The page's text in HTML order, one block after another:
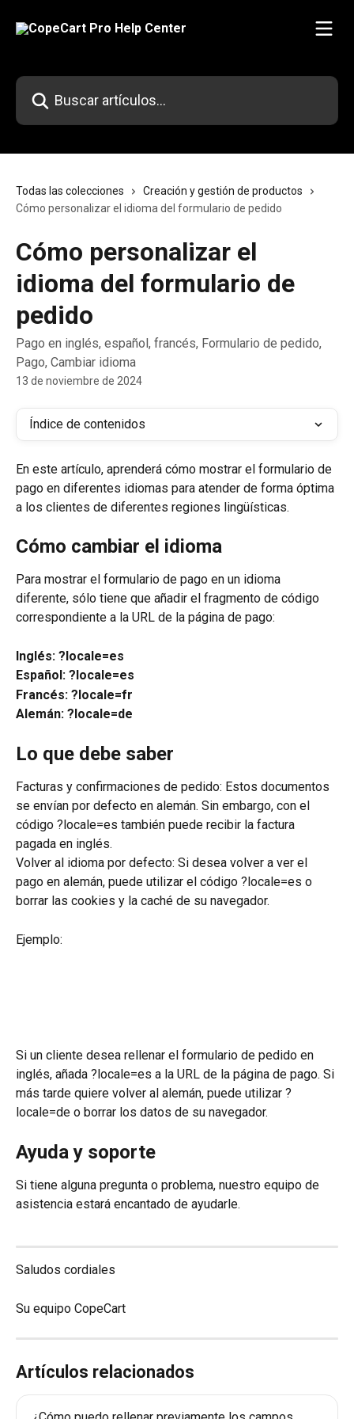
Buscar artículos...
Todas las colecciones
Creación y gestión de productos
Cómo personalizar el idioma del formulario de pedido
Cómo personalizar el
idioma del formulario de
pedido
Pago en inglés, español, francés, Formulario de pedido,
Pago, Cambiar idioma
13 de noviembre de 2024
Índice de contenidos
En este artículo, aprenderá cómo mostrar el formulario de
pago en diferentes idiomas para atender de forma óptima
a los clientes de diferentes regiones lingüísticas.
Cómo cambiar el idioma
Para mostrar el formulario de pago en un idioma
diferente, sólo tiene que añadir el fragmento de código
correspondiente a la URL de la página de pago:
Inglés: ?locale=es
Español: ?locale=es
Francés: ?locale=fr
Alemán: ?locale=de
Lo que debe saber
Facturas y confirmaciones de pedido: Estos documentos
se envían por defecto en alemán. Sin embargo, con el
código ?locale=es también puede recibir la factura
pagada en inglés.
Volver al idioma por defecto: Si desea volver a ver el
pago en alemán, puede utilizar el código ?locale=es o
borrar las cookies y la caché de su navegador.
Ejemplo:
Si un cliente desea rellenar el formulario de pedido en
inglés, añada ?locale=es a la URL de la página de pago. Si
más tarde quiere volver al alemán, puede utilizar ?
locale=de o borrar los datos de su navegador.
Ayuda y soporte
Si tiene alguna pregunta o problema, nuestro equipo de
asistencia estará encantado de ayudarle.
Saludos cordiales
Su equipo CopeCart
Artículos relacionados